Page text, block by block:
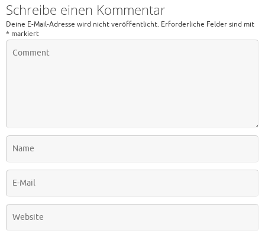
Schreibe einen Kommentar
Deine E-Mail-Adresse wird nicht veröffentlicht. Erforderliche Felder sind mit
* markiert